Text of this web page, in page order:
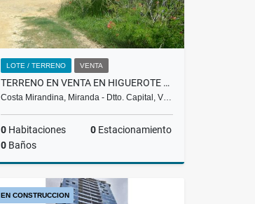
LOTE / TERRENO VENTA
TERRENO EN VENTA EN HIGUEROTE PLAYA CRISTAL MC-15-002
Costa Mirandina, Miranda - Dtto. Capital, V…
0 Habitaciones 0 Estacionamiento
0 Baños
US$290,616
EN CONSTRUCCION